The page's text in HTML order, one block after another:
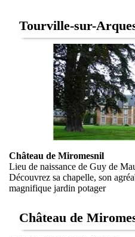
Tourville-sur-
Château de Miromesnil
Lieu de naissance de Guy de
Découvrez sa chapelle, son
magnifique jardin potager
Château de